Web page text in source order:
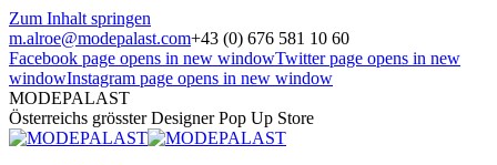
Zum Inhalt springen
m.alroe@modepalast.com+43 (0) 676 581 10 60
Facebook page opens in new windowTwitter page opens in new
windowInstagram page opens in new window
MODEPALAST
Österreichs grösster Designer Pop Up Store